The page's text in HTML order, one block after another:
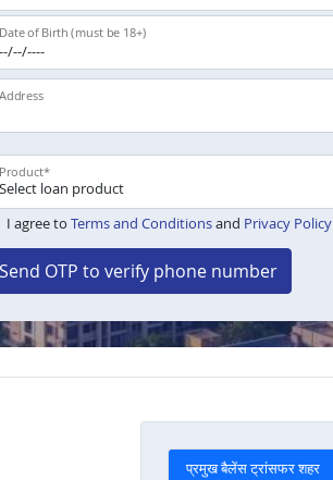
Date of Birth (must be 18+)
Address
Product*
I agree to Terms and Conditionsand Privacy Policy
Send OTP to verify phone number
प्रमुख बैलेंस ट्रांसफर शहर